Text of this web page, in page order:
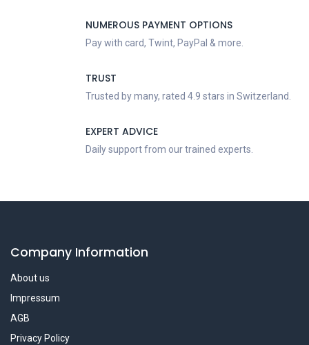
NUMEROUS PAYMENT OPTIONS
Pay with card, Twint, PayPal & more.
TRUST
Trusted by many, rated 4.9 stars in Switzerland.
EXPERT ADVICE
Daily support from our trained experts.
Company Information
About us
Impressum
AGB
Privacy Policy